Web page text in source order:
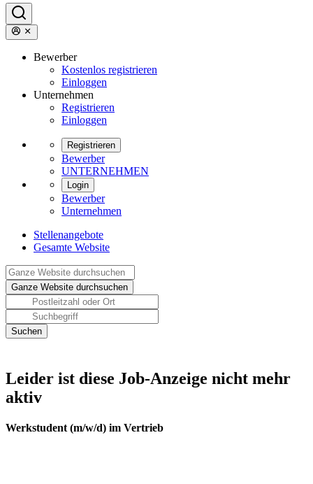
Bewerber
Kostenlos registrieren
Einloggen
Unternehmen
Registrieren
Einloggen
Registrieren
Bewerber
UNTERNEHMEN
Login
Bewerber
Unternehmen
Stellenangebote
Gesamte Website
Leider ist diese Job-Anzeige nicht mehr
aktiv
Werkstudent (m/w/d) im Vertrieb